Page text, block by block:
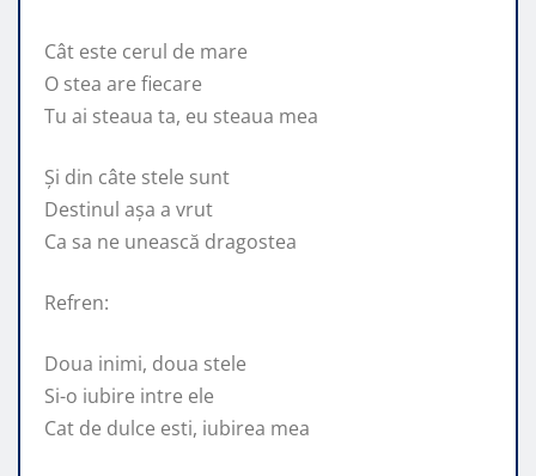
Cât este cerul de mare
O stea are fiecare
Tu ai steaua ta, eu steaua mea
Și din câte stele sunt
Destinul așa a vrut
Ca sa ne unească dragostea
Refren:
Doua inimi, doua stele
Si-o iubire intre ele
Cat de dulce esti, iubirea mea